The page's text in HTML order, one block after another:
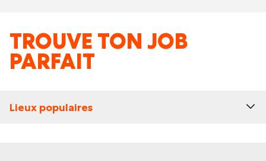
TROUVE TON JOB
PARFAIT
Lieux populaires